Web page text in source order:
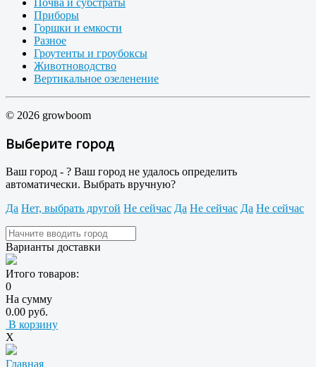
Приборы
Горшки и емкости
Разное
Гроутенты и гроубоксы
Животноводство
Вертикальное озеленение
© 2026 growboom
Выберите город
Ваш город - ? Ваш город не удалось определить
автоматически. Выбрать вручную?
Да Нет, выбрать другой Не сейчас Да Не сейчас Да Не сейчас
Варианты доставки
Итого товаров:
0
На сумму
0.00 руб.
В корзину
X
Главная